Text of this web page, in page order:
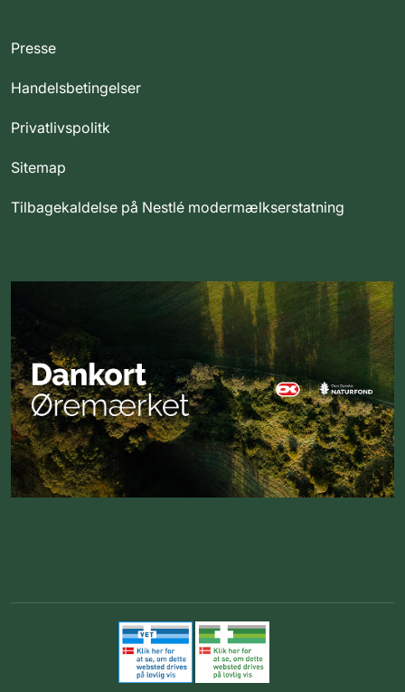
Presse
Handelsbetingelser
Privatlivspolitk
Sitemap
Tilbagekaldelse på Nestlé modermælkserstatning